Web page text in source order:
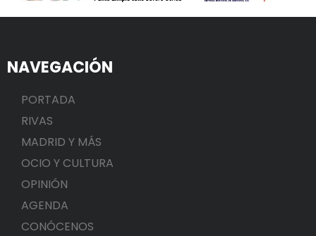
NAVEGACIÓN
PORTADA
RIVAS
MADRID Y MÁS
OCIO Y CULTURA
OPINIÓN
AGENDA
CONÓCENOS